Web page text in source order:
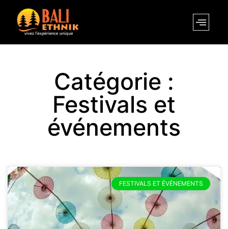
Catégorie :
Festivals et
événements
FESTIVALS ET ÉVÉNEMENTS